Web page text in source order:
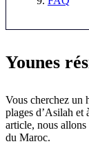
Younes
Vous cherchez un
plages d’Asilah et
article, nous
du Maroc.